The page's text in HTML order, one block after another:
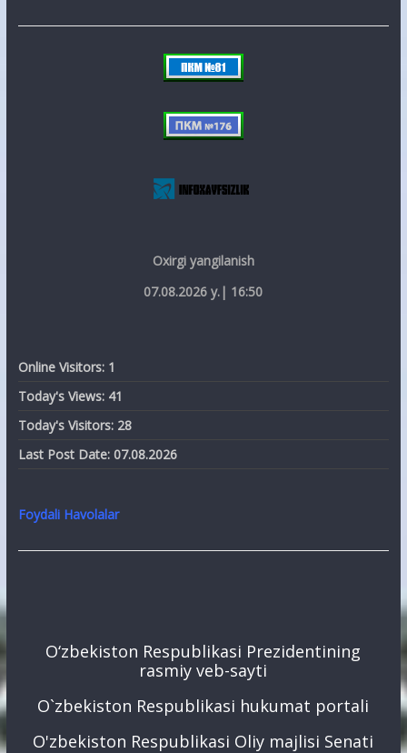
Oxirgi yangilanish
07.08.2026 y.| 16:50
Online Visitors: 1
Today's Views: 41
Today's Visitors: 28
Last Post Date: 07.08.2026
Foydali Havolalar
O`zbekiston Respublikasi hukumat portali
O'zbekiston Respublikasi Oliy majlisi Senati
O'zbekiston Respublikasi Oliy majlisi